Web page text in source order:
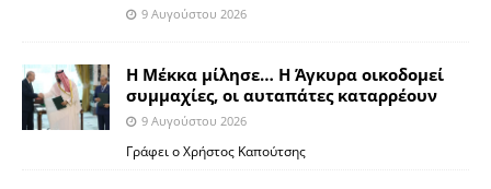
9 Αυγούστου 2026
Η Μέκκα μίλησε… Η Άγκυρα οικοδομεί
συμμαχίες, οι αυταπάτες καταρρέουν
9 Αυγούστου 2026
Γράφει ο Χρήστος Καπούτσης